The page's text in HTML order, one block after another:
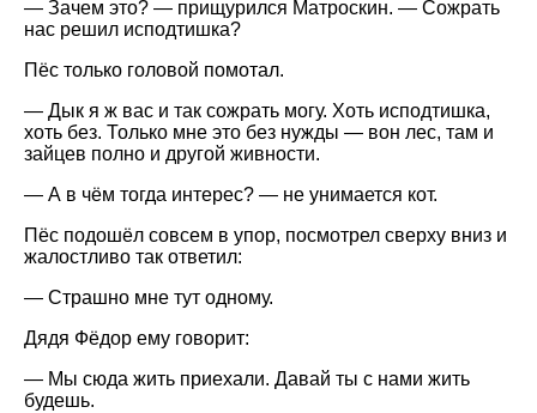
— Зачем это? — прищурился Матроскин. — Сожрать
нас решил исподтишка?
Пёс только головой помотал.
— Дык я ж вас и так сожрать могу. Хоть исподтишка,
хоть без. Только мне это без нужды — вон лес, там и
зайцев полно и другой живности.
— А в чём тогда интерес? — не унимается кот.
Пёс подошёл совсем в упор, посмотрел сверху вниз и
жалостливо так ответил:
— Страшно мне тут одному.
Дядя Фёдор ему говорит:
— Мы сюда жить приехали. Давай ты с нами жить
будешь.